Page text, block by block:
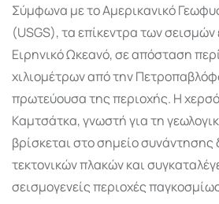
Σύμφωνα με το Αμερικανικό
(USGS), τα επίκεντρα των σεισμών
Ειρηνικό Ωκεανό, σε απόσταση
χιλιομέτρων από την
πρωτεύουσα της περιοχής. Η
Καμτσάτκα, γνωστή για τη
βρίσκεται στο σημείο
τεκτονικών πλακών και
σεισμογενείς περιοχές